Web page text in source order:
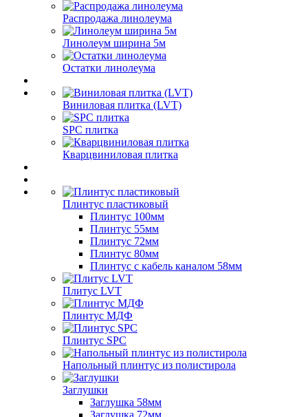
Распродажа линолеума
Линолеум ширина 5м
Остатки линолеума
Виниловая плитка (LVT)
SPC плитка
Кварцвиниловая плитка
Плинтус пластиковый
Плинтус 100мм
Плинтус 55мм
Плинтус 72мм
Плинтус 80мм
Плинтус с кабель каналом 58мм
Плитус LVT
Плинтус МДФ
Плинтус SPC
Напольный плинтус из полистирола
Заглушки
Заглушка 58мм
Заглушка 72мм